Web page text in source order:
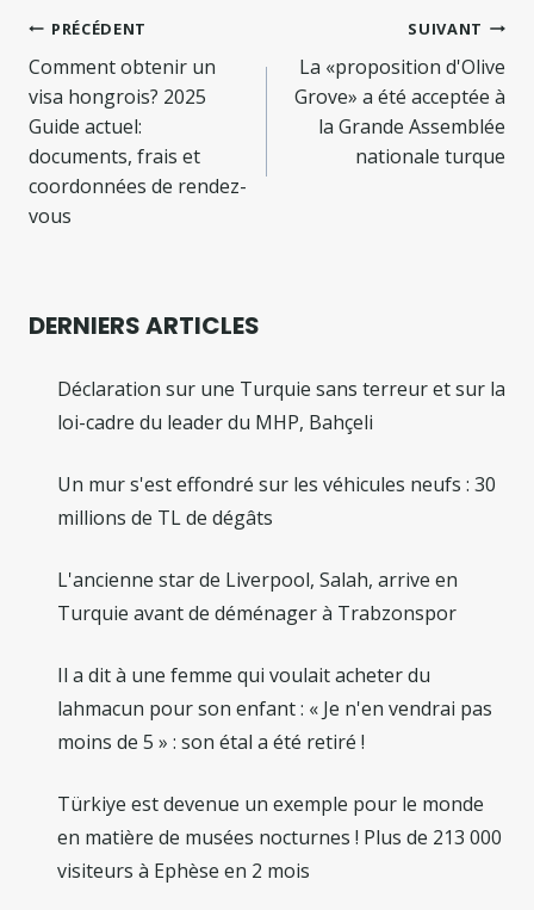
Navigation
de
l’article
PRÉCÉDENT
Comment obtenir un
visa hongrois? 2025
Guide actuel:
documents, frais et
coordonnées de rendez-
vous
SUIVANT
La «proposition d'Olive
Grove» a été acceptée à
la Grande Assemblée
nationale turque
DERNIERS ARTICLES
Déclaration sur une Turquie sans terreur et sur la
loi-cadre du leader du MHP, Bahçeli
Un mur s'est effondré sur les véhicules neufs : 30
millions de TL de dégâts
L'ancienne star de Liverpool, Salah, arrive en
Turquie avant de déménager à Trabzonspor
Il a dit à une femme qui voulait acheter du
lahmacun pour son enfant : « Je n'en vendrai pas
moins de 5 » : son étal a été retiré !
Türkiye est devenue un exemple pour le monde
en matière de musées nocturnes ! Plus de 213 000
visiteurs à Ephèse en 2 mois